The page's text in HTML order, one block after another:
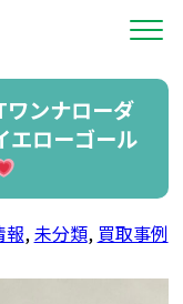
ワンナローダ
ローゴール
報,未分類, 買取事例